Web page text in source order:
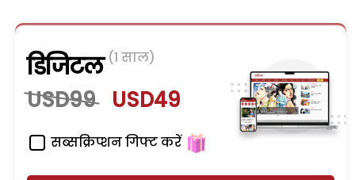
डिजिटल (1 साल)
USD99 USD49
सब्सक्रिप्शन गिफ्ट करें